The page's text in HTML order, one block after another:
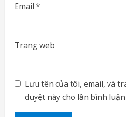
Email *
Trang web
Lưu tên của tôi, email, và
duyệt này cho lần bình